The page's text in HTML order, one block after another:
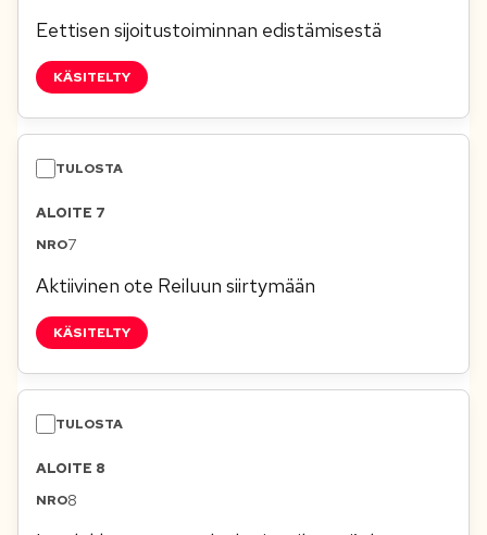
Eettisen sijoitustoiminnan edistämisestä
KÄSITELTY
ALOITE 7
7
Aktiivinen ote Reiluun siirtymään
KÄSITELTY
ALOITE 8
8